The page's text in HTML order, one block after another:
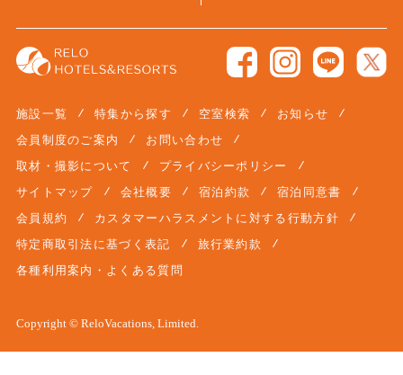
施設一覧 特集から探す 空室検索
お知らせ
会員制度のご案内
お問い合わせ
取材・撮影について
プライバシーポリシー
サイトマップ
会社概要 宿泊約款
宿泊同意書
会員規約
カスタマーハラスメントに対する行動方針
特定商取引法に基づく表記
旅行業約款
各種利用案内・よくある質問
Copyright © ReloVacations, Limited.